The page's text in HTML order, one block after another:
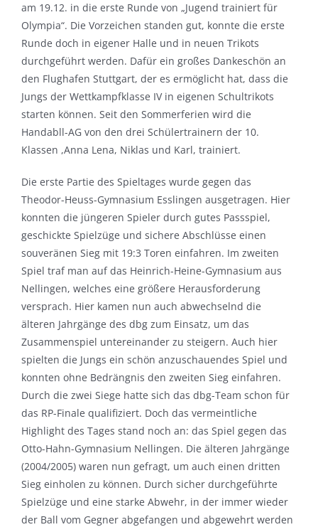
am 19.12. in die erste Runde von „Jugend trainiert für
Olympia“. Die Vorzeichen standen gut, konnte die erste
Runde doch in eigener Halle und in neuen Trikots
durchgeführt werden. Dafür ein großes Dankeschön an
den Flughafen Stuttgart, der es ermöglicht hat, dass die
Jungs der Wettkampfklasse IV in eigenen Schultrikots
starten können. Seit den Sommerferien wird die
Handabll-AG von den drei Schülertrainern der 10.
Klassen ,Anna Lena, Niklas und Karl, trainiert.
Die erste Partie des Spieltages wurde gegen das
Theodor-Heuss-Gymnasium Esslingen ausgetragen. Hier
konnten die jüngeren Spieler durch gutes Passspiel,
geschickte Spielzüge und sichere Abschlüsse einen
souveränen Sieg mit 19:3 Toren einfahren. Im zweiten
Spiel traf man auf das Heinrich-Heine-Gymnasium aus
Nellingen, welches eine größere Herausforderung
versprach. Hier kamen nun auch abwechselnd die
älteren Jahrgänge des dbg zum Einsatz, um das
Zusammenspiel untereinander zu steigern. Auch hier
spielten die Jungs ein schön anzuschauendes Spiel und
konnten ohne Bedrängnis den zweiten Sieg einfahren.
Durch die zwei Siege hatte sich das dbg-Team schon für
das RP-Finale qualifiziert. Doch das vermeintliche
Highlight des Tages stand noch an: das Spiel gegen das
Otto-Hahn-Gymnasium Nellingen. Die älteren Jahrgänge
(2004/2005) waren nun gefragt, um auch einen dritten
Sieg einholen zu können. Durch sicher durchgeführte
Spielzüge und eine starke Abwehr, in der immer wieder
der Ball vom Gegner abgefangen und abgewehrt werden